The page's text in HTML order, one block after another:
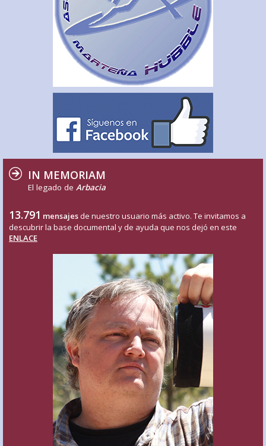
IN MEMORIAM
El legado de Arbacia
13.791 mensajes de nuestro usuario más activo. Te invitamos a
descubrir la base documental y de ayuda que nos dejó en este
ENLACE